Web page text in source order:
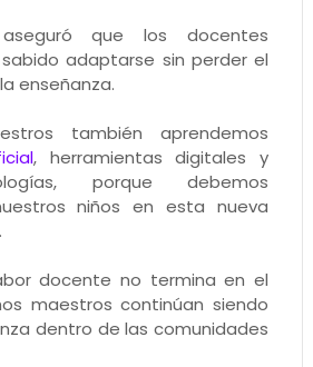
que los docentes
adaptarse sin perder el
enseñanza.
también aprendemos
, herramientas digitales y
porque debemos
niños en esta nueva
docente no termina en el
maestros continúan siendo
dentro de las comunidades